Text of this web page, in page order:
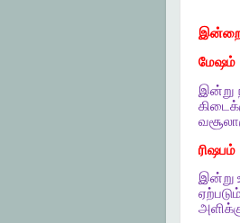
மேஷம்
இன்று
ரிஷபம்
இன்று
ஏற்படும்